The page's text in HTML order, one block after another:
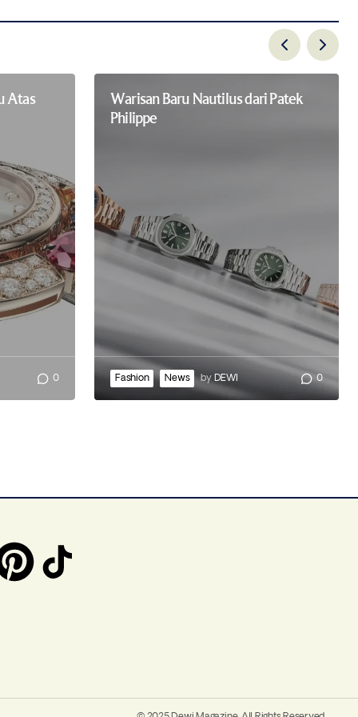
Atas
0
Warisan Baru Nautilus dari Patek
Philippe
Fashion News by DEWI 0